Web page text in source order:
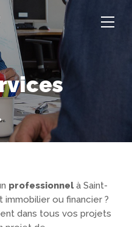
professionnelà Saint-
ou financier ?
dans tous vos projets